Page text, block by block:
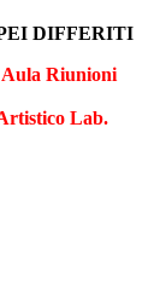
PEI DIFFERITI
Aula Riunioni
Lab.